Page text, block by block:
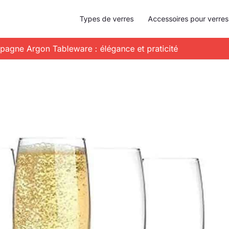
Types de verres Accessoires pour verres
Argon Tableware : élégance et praticité